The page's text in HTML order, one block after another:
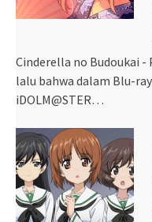
Cinderella no Budoukai
lalu bahwa dalam Blu-
iDOLM@STER…